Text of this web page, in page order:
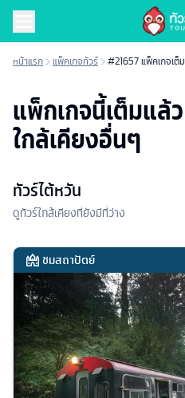
หน้าแรก แพ็คเกจทัวร์ #21657 แพ็คเกจเต็ม
แพ็กเกจนี้เต็มแล้
ใกล้เคียงอื่นๆ
ทัวร์ไต้หวัน
ดูทัวร์ใกล้เคียงที่ยังมีที่ว่าง
ชมสถาปัตย์